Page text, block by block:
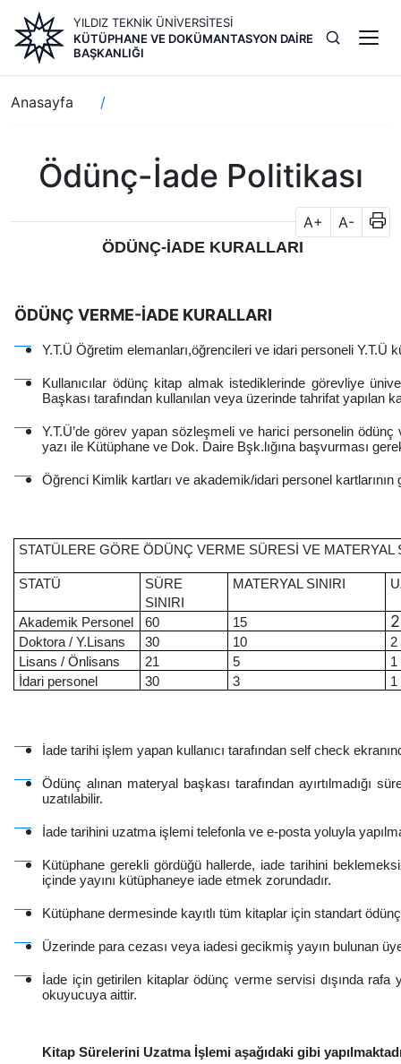
içeriğe
atla
YILDIZ TEKNİK ÜNİVERSİTESİ
KÜTÜPHANE VE DOKÜMANTASYON DAIRE
BAŞKANLIĞI
Sayfa
yolu
Anasayfa
Ödünç-İade Politikası
A+
A-
ÖDÜNÇ-İADE KURALLARI
ÖDÜNÇ VERME-İADE KURALLARI
Y.T.Ü Öğretim elemanları,öğrencileri ve idari personeli Y.T.Ü
Kullanıcılar ödünç kitap almak istediklerinde görevliye
Başkası tarafından kullanılan veya üzerinde tahrifat
Y.T.Ü’de görev yapan sözleşmeli ve harici personelin
yazı ile Kütüphane ve Dok. Daire Bşk.lığına başvurması
Öğrenci Kimlik kartları ve akademik/idari personel
STATÜLERE GÖRE ÖDÜNÇ VERME SÜRESİ VE MATERYAL
STATÜ
SÜRE
SINIRI
MATERYAL SINIRI
Akademik Personel 60 15 2
Doktora / Y.Lisans 30 10
2
Lisans / Önlisans
21 5
1
İdari personel
30 3 1
İade tarihi işlem yapan kullanıcı tarafından self check
Ödünç alınan materyal başkası tarafından ayırtılmadığı
uzatılabilir.
İade tarihini uzatma işlemi telefonla ve e-posta yoluyla
Kütüphane gerekli gördüğü hallerde, iade tarihini
içinde yayını kütüphaneye iade etmek zorundadır.
Kütüphane dermesinde kayıtlı tüm kitaplar için standart
Üzerinde para cezası veya iadesi gecikmiş yayın bulunan
İade için getirilen kitaplar ödünç verme servisi dışında rafa
okuyucuya aittir.
Kitap Sürelerini Uzatma İşlemi aşağıdaki gibi